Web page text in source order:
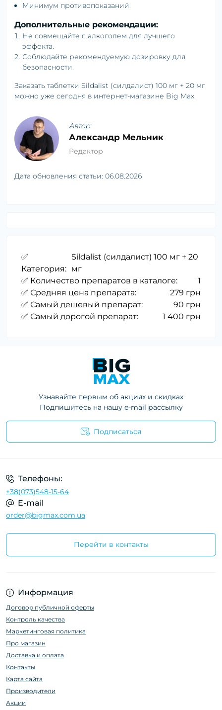
Минимум противопоказаний.
Дополнительные рекомендации:
Не совмещайте с алкоголем для лучшего
эффекта.
Соблюдайте рекомендуемую дозировку для
безопасности.
Заказать таблетки Sildalist (силдалист) 100 мг + 20 мг
можно уже сегодня в интернет-магазине Big Max.
Автор:
Александр Мельник
Редактор
Дата обновления статьи: 06.08.2026
✅
Категория:
Sildalist (силдалист) 100 мг + 20
мг
✅ Количество препаратов в каталоге:
1
✅ Средняя цена препарата:
279 грн
✅ Самый дешевый препарат:
90 грн
✅ Самый дорогой препарат:
1 400 грн
Узнавайте первым об акциях и скидках
Подпишитесь на нашу e-mail рассылку
Подписаться
Телефоны:
+38(073)548-15-64
E-mail
order@bigmax.com.ua
Перейти в контакты
Информация
Договор публичной оферты
Контроль качества
Маркетинговая политика
Про магазин
Доставка и оплата
Контакты
Карта сайта
Производители
Акции